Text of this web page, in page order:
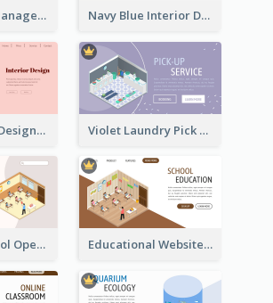
Work Place Management Workshop Landing Page Navy Blue Interior Designer Website With Isometric Diagram
Pink Interior Designer Landing Page With Isometric Graphics Violet Laundry Pick Up Service With Isometric Diagram
Primary School Opening Day With Isometric Diagram Educational Website Registration With Isometric Diagram